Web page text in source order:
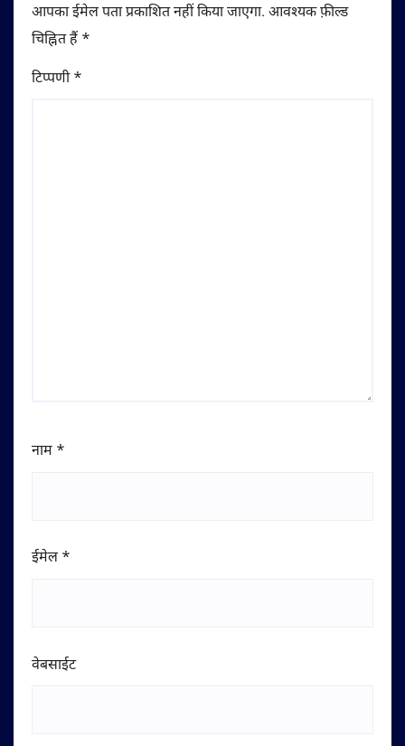
आपका ईमेल पता प्रकाशित नहीं किया जाएगा. आवश्यक फ़ील्ड
चिह्नित हैं *
टिप्पणी*
नाम *
ईमेल *
वेबसाईट